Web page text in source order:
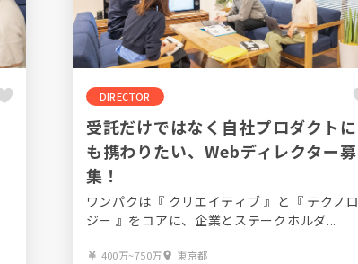
DIRECTOR
受託だけではなく自社プロダクトに
も携わりたい、Webディレクター募
集！
ワンパクは『 クリエイティブ 』と『 テクノロ
ジー 』をコアに、企業とステークホルダ...
400万~750万 東京都